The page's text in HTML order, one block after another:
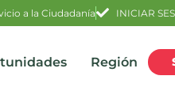
a la Ciudadanía INICIAR
Región